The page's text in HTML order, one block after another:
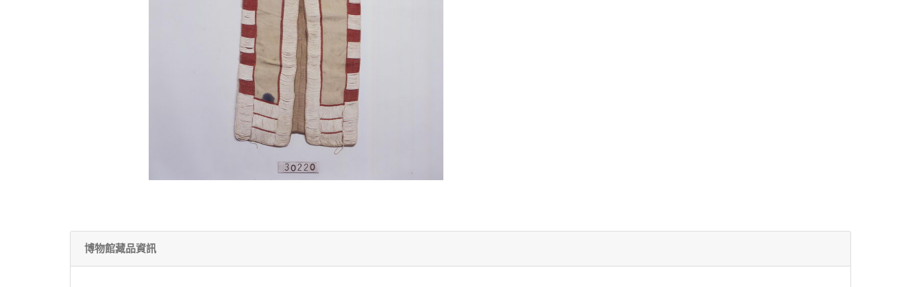
博物館藏品資訊